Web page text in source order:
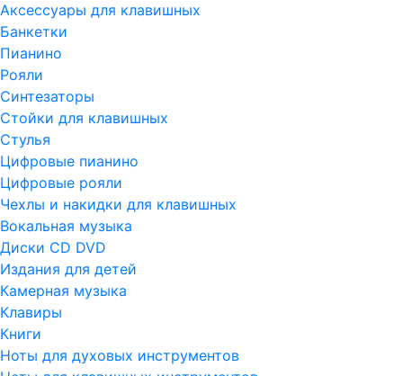
Аксессуары для клавишных
Банкетки
Пианино
Рояли
Синтезаторы
Стойки для клавишных
Стулья
Цифровые пианино
Цифровые рояли
Чехлы и накидки для клавишных
Вокальная музыка
Диски CD DVD
Издания для детей
Камерная музыка
Клавиры
Книги
Ноты для духовых инструментов